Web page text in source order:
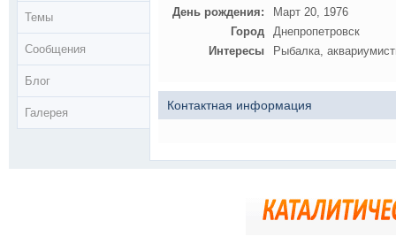
Темы
Сообщения
Блог
Галерея
День рождения:
Март 20, 1976
Город
Днепропетровск
Интересы
Рыбалка,
Контактная информация